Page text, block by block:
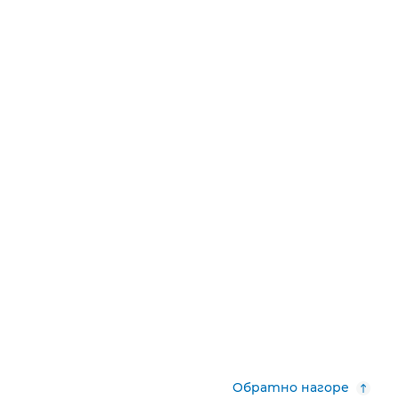
Обратно нагоре